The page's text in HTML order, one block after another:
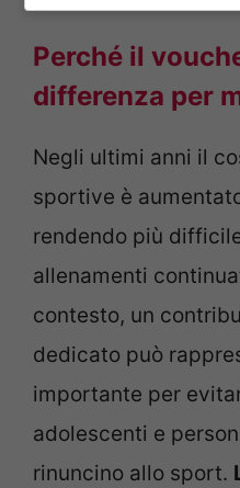
Perché il
differenza per
Negli ultimi anni il
sportive è
rendendo più
allenamenti
contesto, un
dedicato può
importante per
adolescenti e
rinuncino allo sport.